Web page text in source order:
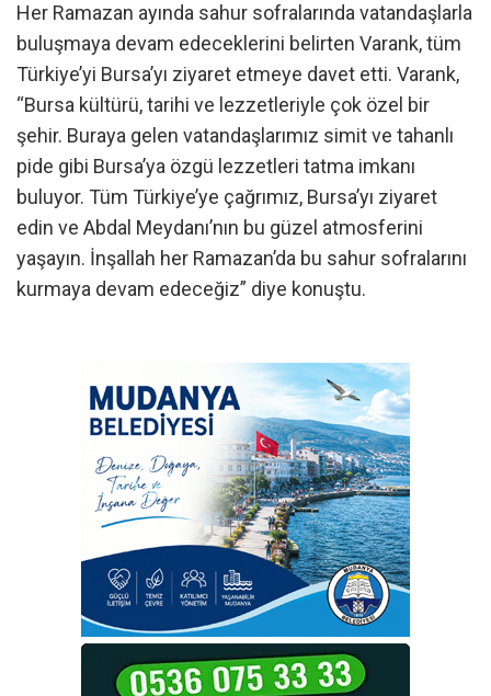
Her Ramazan ayında sahur sofralarında vatandaşlarla
buluşmaya devam edeceklerini belirten Varank, tüm
Türkiye’yi Bursa’yı ziyaret etmeye davet etti. Varank,
“Bursa kültürü, tarihi ve lezzetleriyle çok özel bir
şehir. Buraya gelen vatandaşlarımız simit ve tahanlı
pide gibi Bursa’ya özgü lezzetleri tatma imkanı
buluyor. Tüm Türkiye’ye çağrımız, Bursa’yı ziyaret
edin ve Abdal Meydanı’nın bu güzel atmosferini
yaşayın. İnşallah her Ramazan’da bu sahur sofralarını
kurmaya devam edeceğiz” diye konuştu.